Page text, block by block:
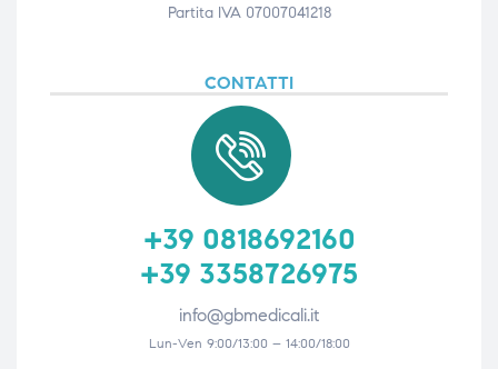
Partita IVA 07007041218
CONTATTI
+39 0818692160
+39 3358726975
info@gbmedicali.it
Lun-Ven 9:00/13:00 – 14:00/18:00